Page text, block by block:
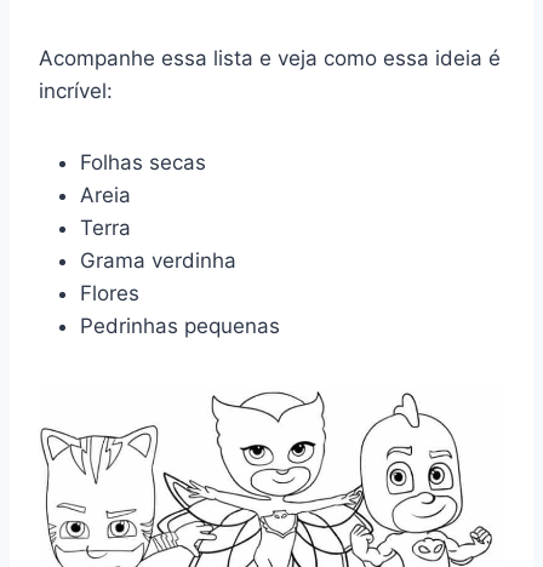
Acompanhe essa lista e veja como essa ideia é
incrível:
Folhas secas
Areia
Terra
Grama verdinha
Flores
Pedrinhas pequenas